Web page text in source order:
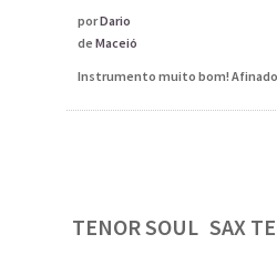
porDario
de Maceió
Instrumento muito bom!
TENOR SOUL SAX